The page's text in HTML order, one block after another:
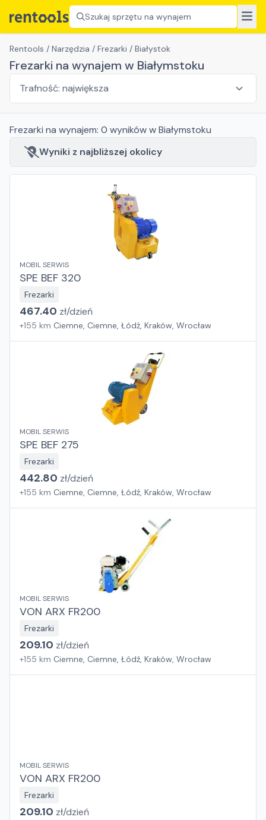
Szukaj sprzętu na wynajem
Rentools / Narzędzia / Frezarki / Białystok
Frezarki na wynajem w Białymstoku
Frezarki na wynajem: 0 wynikóww Białymstoku
Wyniki z najbliższej okolicy
MOBIL SERWIS
SPE BEF 320
Frezarki
467.40 zł/dzień
+155 km Ciemne, Ciemne, Łódź, Kraków, Wrocław
MOBIL SERWIS
SPE BEF 275
Frezarki
442.80 zł/dzień
+155 km Ciemne, Ciemne, Łódź, Kraków, Wrocław
MOBIL SERWIS
VON ARX FR200
Frezarki
209.10 zł/dzień
+155 km Ciemne, Ciemne, Łódź, Kraków, Wrocław
MOBIL SERWIS
VON ARX FR200
Frezarki
209.10 zł/dzień